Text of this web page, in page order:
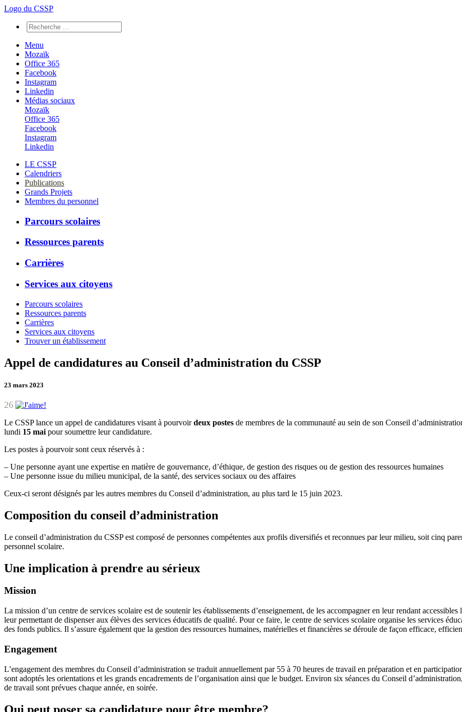
Logo du CSSP
Menu
Mozaïk
Office 365
Facebook
Instagram
Linkedin
Médias sociaux
Mozaïk
Office 365
Facebook
Instagram
Linkedin
LE CSSP
Calendriers
Publications
Grands Projets
Membres du personnel
Parcours scolaires
Ressources parents
Carrières
Services aux citoyens
Parcours scolaires
Ressources parents
Carrières
Services aux citoyens
Trouver un établissement
Appel de candidatures au Conseil d’administration du CSSP
23 mars 2023
26
Le CSSP lance un appel de candidatures visant à pourvoirdeux postes de membres de la communauté au sein de son Conseil
lundi 15 mai pour soumettre leur candidature.
Les postes à pourvoir sont ceux réservés à :
– Une personne ayant une expertise en matière de gouvernance, d’éthique, de gestion des risques ou de gestion des ressources humaines
– Une personne issue du milieu municipal, de la santé, des services sociaux ou des affaires
Ceux-ci seront désignés par les autres membres du Conseil d’administration, au plus tard le 15 juin 2023.
Composition du conseil d’administration
Le conseil d’administration du CSSP est composé de personnes compétentes aux profils diversifiés et reconnues par leur milieu, soit cinq
personnel scolaire.
Une implication à prendre au sérieux
Mission
La mission d’un centre de services scolaire est de soutenir les établissements d’enseignement, de les accompagner en leur rendant
leur permettant de dispenser aux élèves des services éducatifs de qualité. Pour ce faire, le centre de services scolaire organise les services
des fonds publics. Il s’assure également que la gestion des ressources humaines, matérielles et financières se déroule de façon efficace,
Engagement
L’engagement des membres du Conseil d’administration se traduit annuellement par 55 à 70 heures de travail en préparation et en
sont adoptés les orientations et les grands encadrements de l’organisation ainsi que le budget. Environ six séances du Conseil
de travail sont prévues chaque année, en soirée.
Qui peut poser sa candidature pour être membre?